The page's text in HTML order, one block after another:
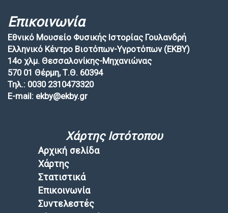
Επικοινωνία
Εθνικό Μουσείο Φυσικής Ιστορίας Γουλανδρή
Ελληνικό Κέντρο Βιοτόπων-Υγροτόπων (EKBY)
14ο χλμ. Θεσσαλονίκης-Μηχανιώνας
570 01 Θέρμη, Τ.Θ. 60394
Τηλ.: 0030 2310473320
E-mail: ekby@ekby.gr
Χάρτης Ιστότοπου
Αρχική σελίδα
Χάρτης
Στατιστικά
Επικοινωνία
Συντελεστές